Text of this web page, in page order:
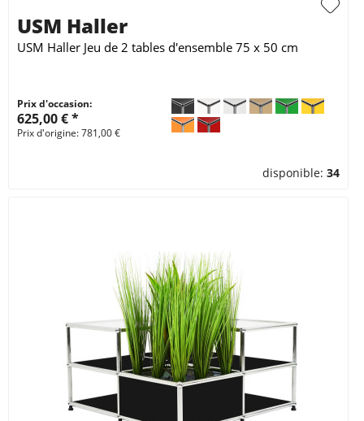
USM Haller
USM Haller Jeu de 2 tables d'ensemble 75 x 50 cm
Prix d'occasion:
625,00 € *
Prix d'origine: 781,00 €
disponible:34